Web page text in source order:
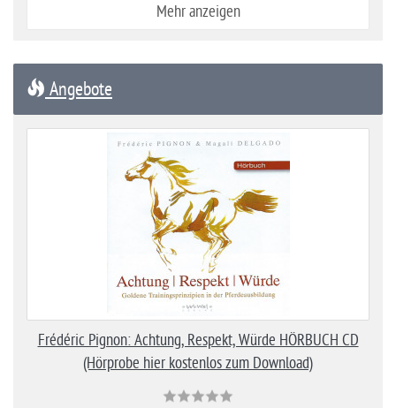
Mehr anzeigen
Angebote
Frédéric Pignon: Achtung, Respekt, Würde HÖRBUCH CD
(Hörprobe hier kostenlos zum Download)